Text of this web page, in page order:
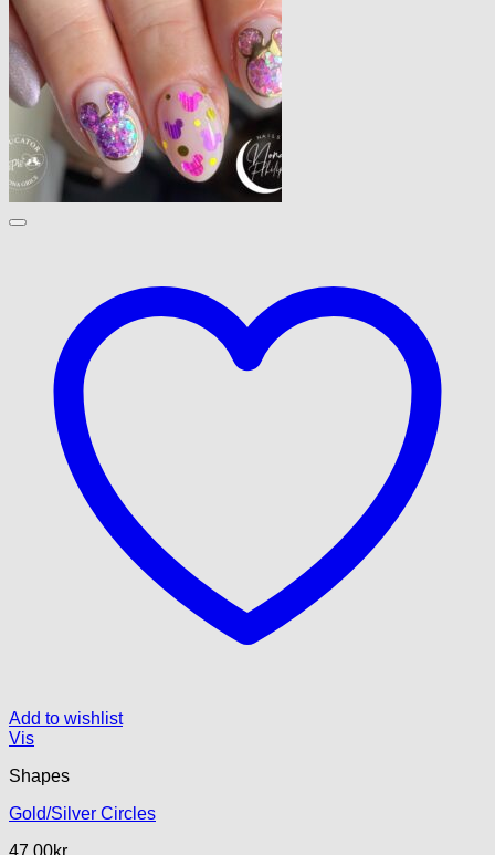
Add to wishlist
Vis
Shapes
Gold/Silver Circles
47.00kr.